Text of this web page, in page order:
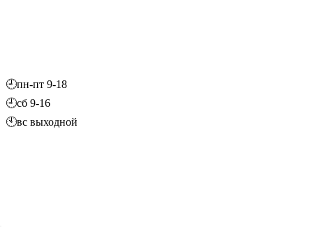
🕘пн-пт 9-18
🕘сб 9-16
🕙вс выходной